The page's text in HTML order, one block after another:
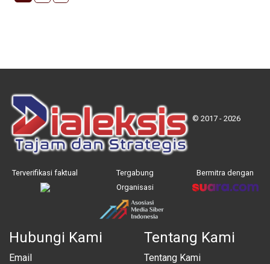
© 2017 - 2026
Terverifikasi faktual
Tergabung
Organisasi
Bermitra dengan
Hubungi Kami
Email
Tentang Kami
Tentang Kami